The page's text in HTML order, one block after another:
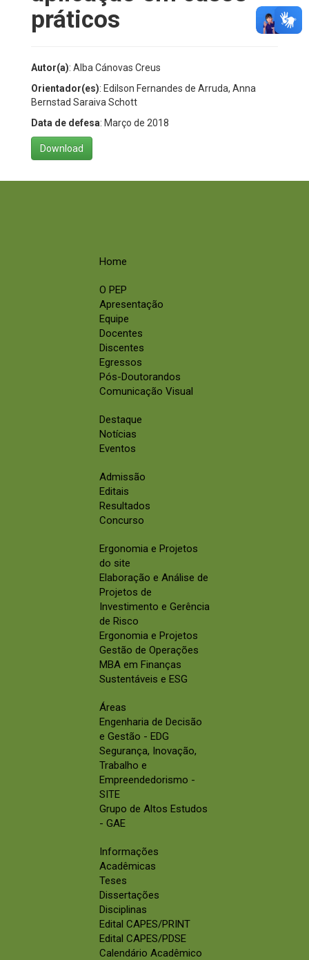
práticos
Autor(a): Alba Cánovas Creus
Orientador(es): Edilson Fernandes de Arruda, Anna
Bernstad Saraiva Schott
Data de defesa: Março de 2018
Download
Home
O PEP
Apresentação
Equipe
Docentes
Discentes
Egressos
Pós-Doutorandos
Comunicação Visual
Destaque
Notícias
Eventos
Admissão
Editais
Resultados
Concurso
Ergonomia e Projetos
do site
Elaboração e Análise de
Projetos de
Investimento e Gerência
de Risco
Ergonomia e Projetos
Gestão de Operações
MBA em Finanças
Sustentáveis e ESG
Áreas
Engenharia de Decisão
e Gestão - EDG
Segurança, Inovação,
Trabalho e
Empreendedorismo -
SITE
Grupo de Altos Estudos
- GAE
Informações
Acadêmicas
Teses
Dissertações
Disciplinas
Edital CAPES/PRINT
Edital CAPES/PDSE
Calendário Acadêmico